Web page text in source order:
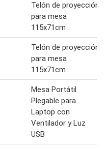
Telón de proyección
para mesa
115x71cm
Telón de proyección
para mesa
115x71cm
Mesa Portátil
Plegable para
Laptop con
Ventilador y Luz
USB